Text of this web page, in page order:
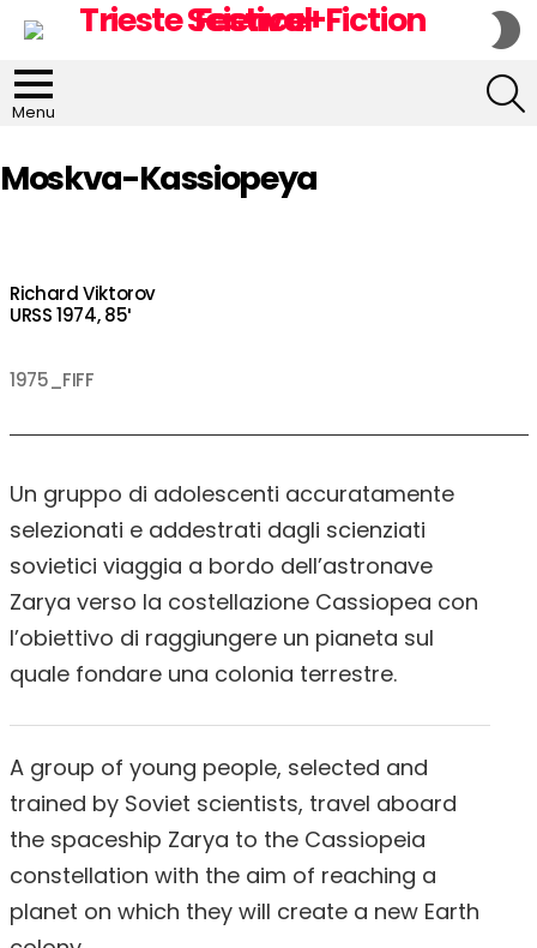
Menu
Moskva-Kassiopeya
Richard Viktorov
URSS 1974, 85′
1975_FIFF
Un gruppo di adolescenti accuratamente
selezionati e addestrati dagli scienziati
sovietici viaggia a bordo dell’astronave
Zarya verso la costellazione Cassiopea con
l’obiettivo di raggiungere un pianeta sul
quale fondare una colonia terrestre.
A group of young people, selected and
trained by Soviet scientists, travel aboard
the spaceship Zarya to the Cassiopeia
constellation with the aim of reaching a
planet on which they will create a new Earth